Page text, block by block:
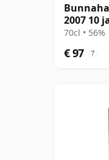
2007 10
70cl • 56%
€ 97 ?